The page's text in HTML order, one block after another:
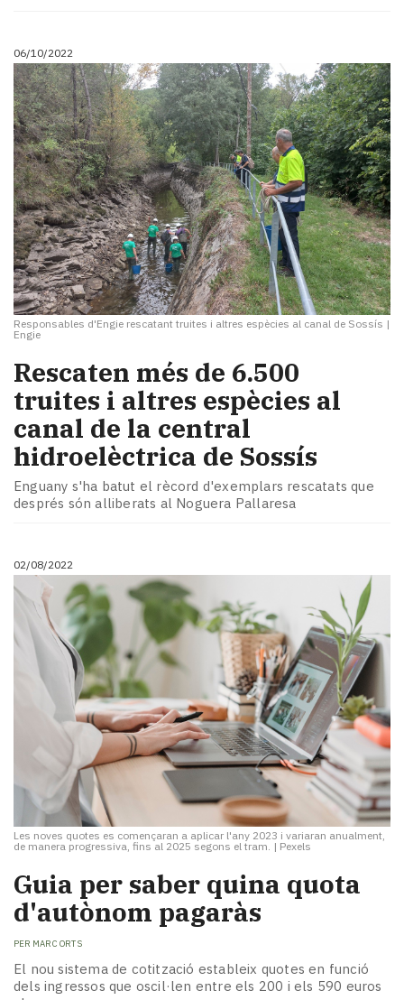
06/10/2022
Responsables d'Engie rescatant truites i altres espècies al canal de Sossís |
Engie
Rescaten més de 6.500
truites i altres espècies al
canal de la central
hidroelèctrica de Sossís
Enguany s'ha batut el rècord d'exemplars rescatats que
després són alliberats al Noguera Pallaresa
02/08/2022
Les noves quotes es començaran a aplicar l'any 2023 i variaran anualment,
de manera progressiva, fins al 2025 segons el tram. | Pexels
Guia per saber quina quota
d'autònom pagaràs
PER MARC ORTS
El nou sistema de cotització estableix quotes en funció
dels ingressos que oscil·len entre els 200 i els 590 euros